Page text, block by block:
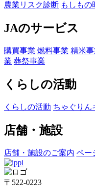
農業リスク診断 もしもの
JAのサービス
購買事業 燃料事業 精米
業 葬祭事業
くらしの活動
くらしの活動 ちゃぐりん
店舗・施設
店舗・施設のご案内 ペー
〒522-0223